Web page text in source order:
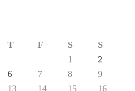
T F S
S
1
2
6 7 8
9
13 14 15
16